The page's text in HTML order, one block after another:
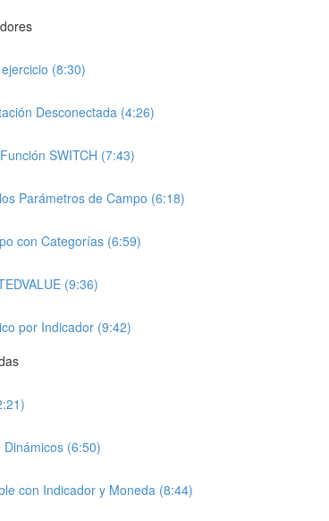
(8:30)
Desconectada (4:26)
SWITCH (7:43)
Parámetros de Campo (6:18)
con Categorías (6:59)
(9:36)
por Indicador (9:42)
(6:50)
con Indicador y Moneda (8:44)